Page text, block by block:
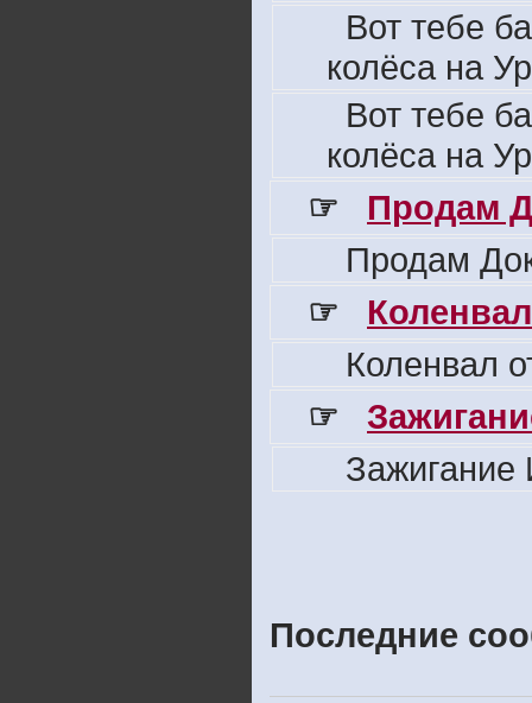
Вот тебе
колёса на
Вот тебе
колёса на
☞
Продам
Продам
☞
Коленвал
☞
Последние